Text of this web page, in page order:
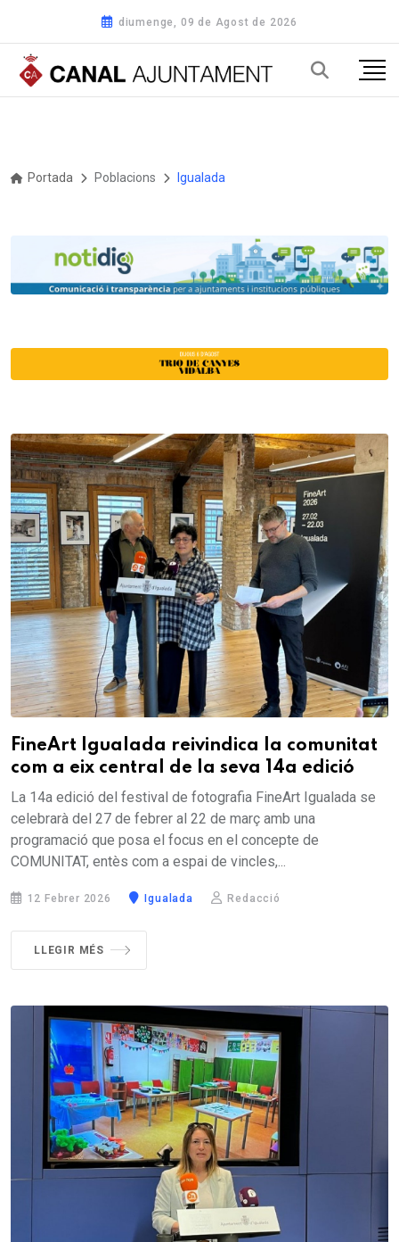
diumenge, 09 de Agost de 2026
Portada Poblacions Igualada
FineArt Igualada reivindica la comunitat
com a eix central de la seva 14a edició
La 14a edició del festival de fotografia FineArt Igualada se
celebrarà del 27 de febrer al 22 de març amb una
programació que posa el focus en el concepte de
COMUNITAT, entès com a espai de vincles,...
12 Febrer 2026 Igualada Redacció
LLEGIR MÉS